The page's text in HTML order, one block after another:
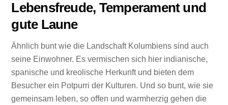
Lebensfreude, Temperament und
gute Laune
Ähnlich bunt wie die Landschaft Kolumbiens sind auch
seine Einwohner. Es vermischen sich hier indianische,
spanische und kreolische Herkunft und bieten dem
Besucher ein Potpurri der Kulturen. Und so bunt, wie sie
gemeinsam leben, so offen und warmherzig gehen die